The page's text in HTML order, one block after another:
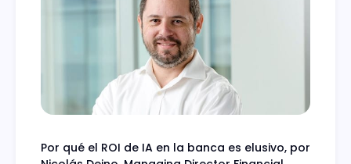
Por qué el ROI de IA en la banca es elusivo, por